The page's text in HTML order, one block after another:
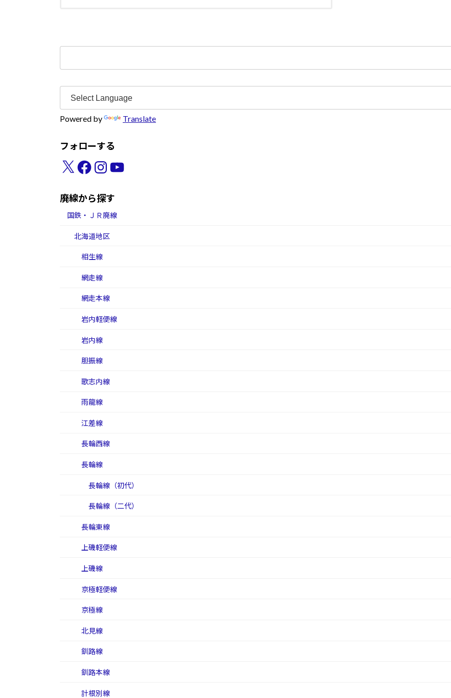
Powered by Translate
フォローする
X Facebook
Instagram
YouTube
廃線から探す
国鉄・ＪＲ廃線
北海道地区
相生線
網走線
網走本線
岩内軽便線
岩内線
胆振線
歌志内線
雨龍線
江差線
長輪西線
長輪線
長輪線（初代）
長輪線（二代）
長輪東線
上磯軽便線
上磯線
京極軽便線
京極線
北見線
釧路線
釧路本線
計根別線